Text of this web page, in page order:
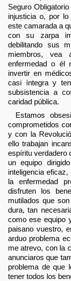
Seguro
injusticia o, por
este camarada a
con su zarpa
debilitando sus
miembros, vea
enfermedad o él
invertir en
casi íntegra y
subsistencia a
caridad pública.
Estamos
comprometidos
y con la
ello trabajan
espíritu verdadero
un equipo
inteligencia
la enfermedad
disfruten los
mutilados que
dura, tan
como ese equipo
paisano vuestro,
arduo problema
me atrevo, con la
anunciaros que
problema de que
tener todos los